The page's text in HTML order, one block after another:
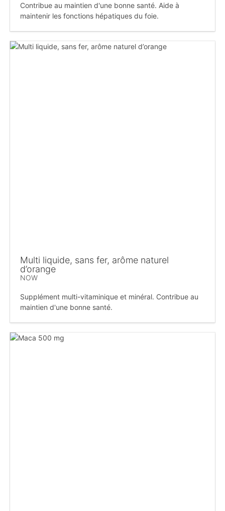
Contribue au maintien d'une bonne santé. Aide à
maintenir les fonctions hépatiques du foie.
Multi liquide, sans fer, arôme naturel
d’orange
NOW
Supplément multi-vitaminique et minéral. Contribue au
maintien d'une bonne santé.